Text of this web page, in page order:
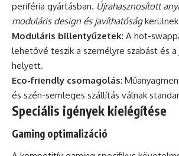
periféria gyártásban. Újrahasznosított
moduláris design és javíthatóság
Moduláris billentyűzetek: A hot-
lehetővé teszik a személyre szabást és
helyett.
Eco-friendly csomagolás:
és szén-semleges szállítás válnak
Speciális igények kielégítése
Gaming optimalizáció